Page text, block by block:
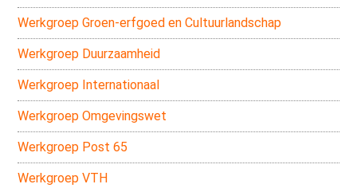
Werkgroep Groen-erfgoed en Cultuurlandschap
Werkgroep Duurzaamheid
Werkgroep Internationaal
Werkgroep Omgevingswet
Werkgroep Post 65
Werkgroep VTH